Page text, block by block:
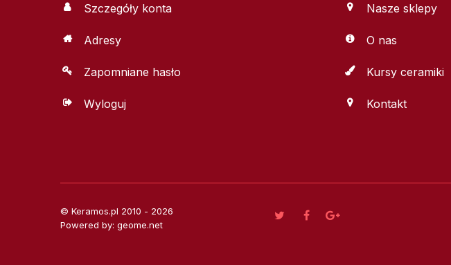
Szczegóły konta
Adresy
Zapomniane hasło
Wyloguj
Nasze sklepy
O nas
Kursy ceramiki
Kontakt
© Keramos.pl 2010 - 2026
Powered by: geome.net